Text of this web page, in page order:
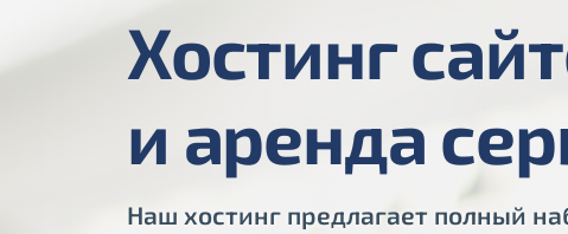
Хостинг
и аренда
Наш хостинг предлагает полный